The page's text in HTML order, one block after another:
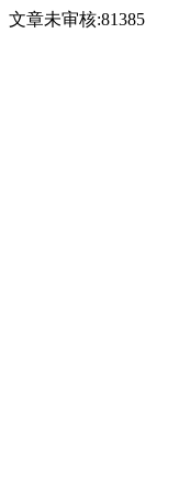
文章未审核:81385